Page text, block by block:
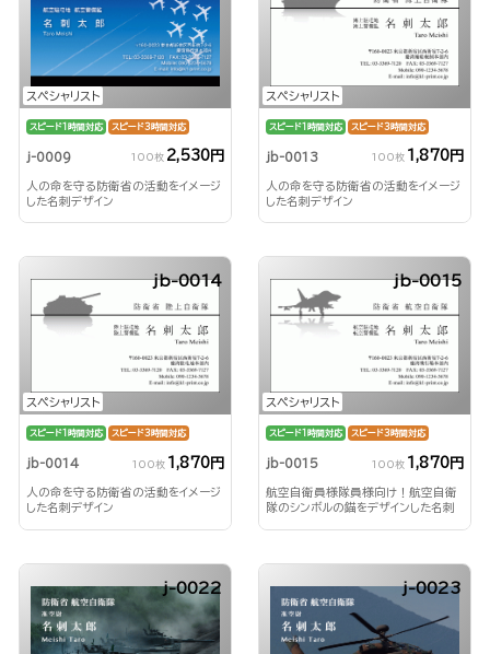
スペシャリスト
スピード1時間対応 スピード3時間対応
j-0009 100枚 2,530円
人の命を守る防衛省の活動をイメージ
した名刺デザイン
スペシャリスト
スピード1時間対応 スピード3時間対応
jb-0013 100枚 1,870円
人の命を守る防衛省の活動をイメージ
した名刺デザイン
スペシャリスト
jb-0014
スピード1時間対応 スピード3時間対応
jb-0014 100枚 1,870円
人の命を守る防衛省の活動をイメージ
した名刺デザイン
スペシャリスト
jb-0015
スピード1時間対応 スピード3時間対応
jb-0015 100枚 1,870円
航空自衛員様隊員様向け！航空自衛
隊のシンボルの錨をデザインした名刺
j-0022 j-0023